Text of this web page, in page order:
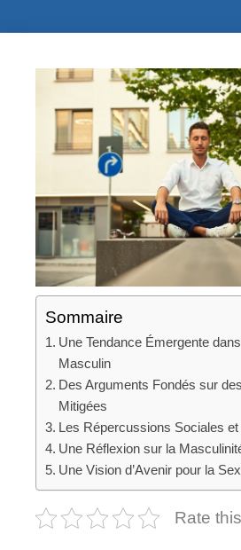
Sommaire
Une Tendance Émergente
Masculin
Des Arguments Fondés sur
Mitigées
Les Répercussions Sociales et
Une Réflexion sur la
Une Vision d’Avenir pour la
Rate